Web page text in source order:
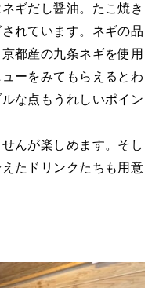
ギだし醤油。たこ焼き
れています。ネギの品
都産の九条ネギを使用
ーをみてもらえるとわ
な点もうれしいポイン
んが楽しめます。そし
たドリンクたちも用意